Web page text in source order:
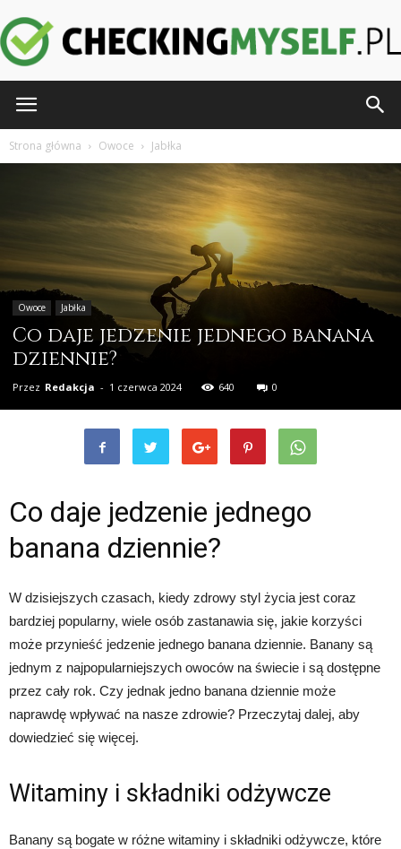
Strona główna Owoce Jabłka
Owoce Jabłka
Co daje jedzenie jednego banana
dziennie?
Przez Redakcja - 1 czerwca 2024 640 0
Co daje jedzenie jednego
banana dziennie?
W dzisiejszych czasach, kiedy zdrowy styl życia jest coraz
bardziej popularny, wiele osób zastanawia się, jakie korzyści
może przynieść jedzenie jednego banana dziennie. Banany są
jednym z najpopularniejszych owoców na świecie i są dostępne
przez cały rok. Czy jednak jedno banana dziennie może
naprawdę wpływać na nasze zdrowie? Przeczytaj dalej, aby
dowiedzieć się więcej.
Witaminy i składniki odżywcze
Banany są bogate w różne witaminy i składniki odżywcze, które